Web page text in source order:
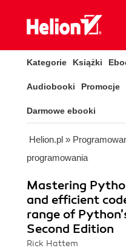
Kategorie Książki
Audiobooki Promocje
Darmowe ebooki
Helion.pl »
programowania
Mastering
and efficient
range of
Second Edition
Rick Hattem